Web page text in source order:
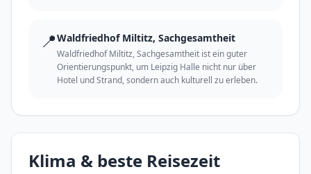
📍Waldfriedhof Miltitz, Sachgesamtheit
Waldfriedhof Miltitz, Sachgesamtheit ist ein guter
Orientierungspunkt, um Leipzig Halle nicht nur über
Hotel und Strand, sondern auch kulturell zu erleben.
Klima & beste Reisezeit